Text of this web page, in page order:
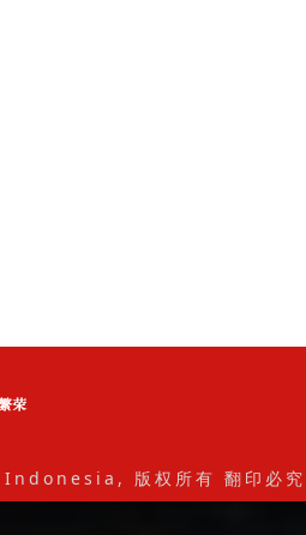
版权所有 翻印必